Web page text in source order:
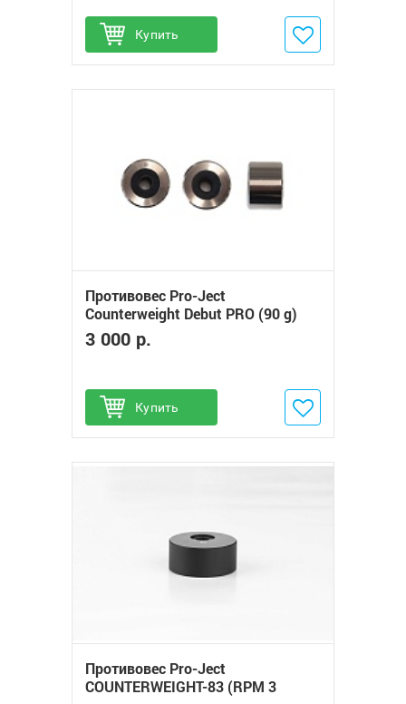
Купить
Добавить в избранное
Противовес Pro-Ject
Counterweight Debut PRO (90 g)
3 000 р.
Купить
Добавить в избранное
Противовес Pro-Ject
COUNTERWEIGHT-83 (RPM 3